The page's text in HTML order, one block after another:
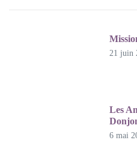
21 juin
Les
6 mai